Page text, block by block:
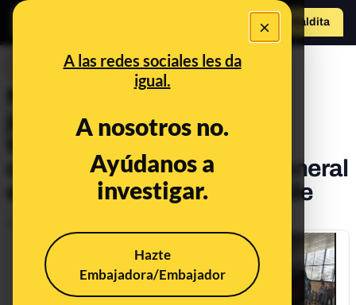
×
A las redes sociales les da
igual.
A nosotros no.
Ayúdanos a
investigar.
Hazte
Embajadora/Embajador
Hazte Maldita
No, este vídeo de varios
jóvenes destrozando los
torniquetes del metro no
corresponde a la huelga general
en Cataluña: ocurrió en Chile